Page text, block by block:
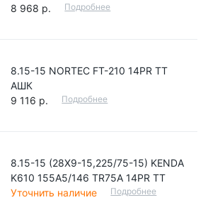
8 968 р.
Подробнее
8.15-15 NORTEC FT-210 14PR TT
АШК
9 116 р.
Подробнее
8.15-15 (28X9-15,225/75-15) KENDA
K610 155A5/146 TR75A 14PR TT
Уточнить наличие
Подробнее